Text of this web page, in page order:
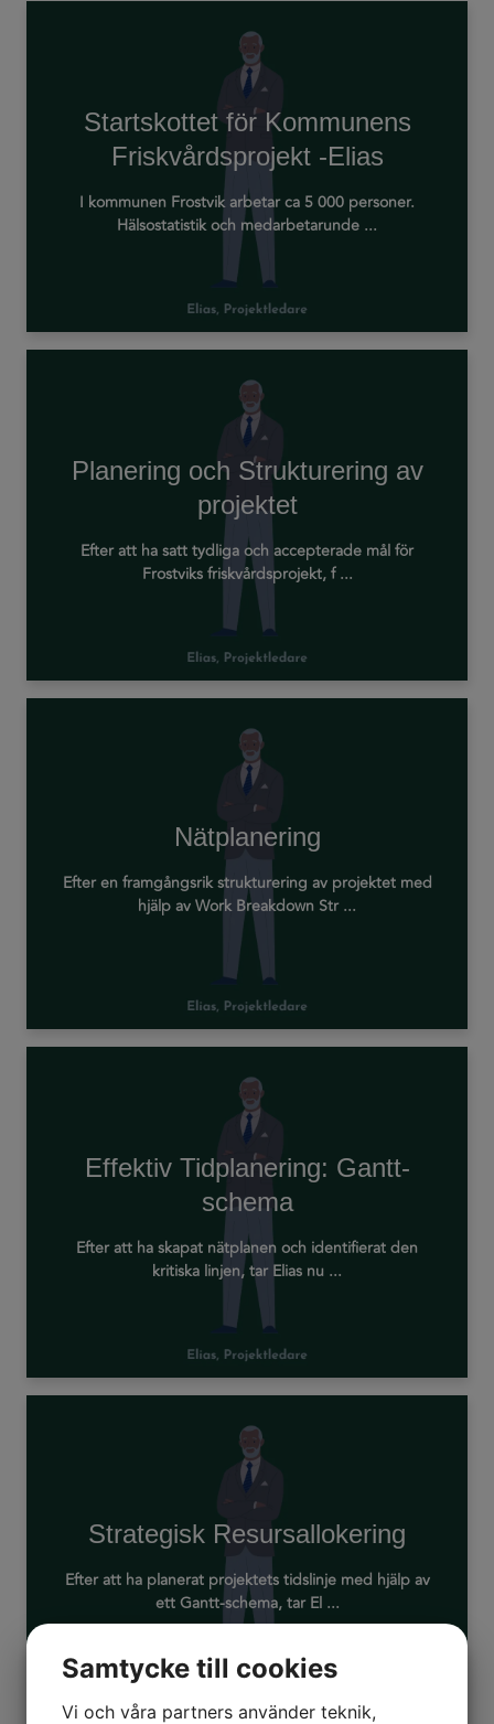
Startskottet för Kommunens
Friskvårdsprojekt -Elias
I kommunen Frostvik arbetar ca 5 000 personer.
Hälsostatistik och medarbetarunde ...
Planering och Strukturering av
projektet
Efter att ha satt tydliga och accepterade mål för
Frostviks friskvårdsprojekt, f ...
Nätplanering
Efter en framgångsrik strukturering av projektet med
hjälp av Work Breakdown Str ...
Effektiv Tidplanering: Gantt-
schema
Efter att ha skapat nätplanen och identifierat den
kritiska linjen, tar Elias nu ...
Strategisk Resursallokering
Efter att ha planerat projektets tidslinje med hjälp av
ett Gantt-schema, tar El ...
Samtycke till cookies
Vi och våra partners använder teknik,